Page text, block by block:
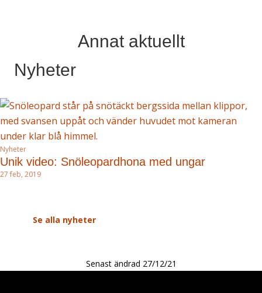
Annat aktuellt
Nyheter
Nyheter
Unik video: Snöleopardhona med ungar
27 feb, 2019
Se alla nyheter
Senast ändrad 27/12/21